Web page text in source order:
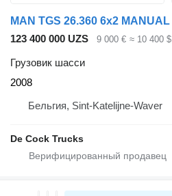
MAN TGS 26.360 6x2 MANUAL
123 400 000 UZS
9 000 € ≈ 10 400 $
Грузовик шасси
2008
Бельгия, Sint-Katelijne-Waver
De Cock Trucks